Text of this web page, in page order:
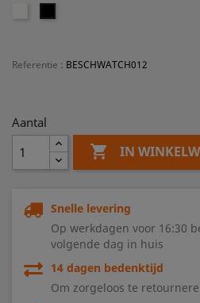
Referentie : BESCHWATCH012
Aantal
 IN
Snelle levering
Op werkdagen voor 16:30
volgende dag in huis
14 dagen bedenktijd
Om zorgeloos te